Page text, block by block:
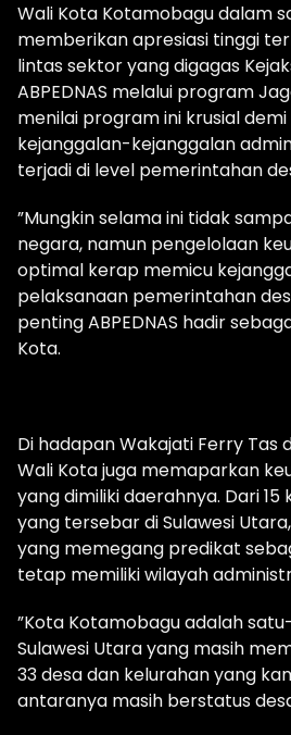
Wali Kota Kotamobagu dalam
memberikan apresiasi tinggi
lintas sektor yang digagas
ABPEDNAS melalui program
menilai program ini krusial
kejanggalan-kejanggalan
terjadi di level pemerintahan
​”Mungkin selama ini tidak
negara, namun pengelolaan
optimal kerap memicu
pelaksanaan pemerintahan
penting ABPEDNAS hadir
Kota.
Di hadapan Wakajati Ferry Tas
Wali Kota juga memaparkan
yang dimiliki daerahnya. Dari
yang tersebar di Sulawesi
yang memegang predikat
tetap memiliki wilayah
​”Kota Kotamobagu adalah
Sulawesi Utara yang masih
33 desa dan kelurahan yang
antaranya masih berstatus